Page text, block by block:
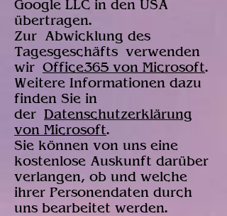
Google LLC in den USA
übertragen.
Zur Abwicklung des
Tagesgeschäfts verwenden
wir Office365 von Microsoft.
Weitere Informationen dazu
finden Sie in
der Datenschutzerklärung
von Microsoft.
Sie können von uns eine
kostenlose Auskunft darüber
verlangen, ob und welche
ihrer Personendaten durch
uns bearbeitet werden.